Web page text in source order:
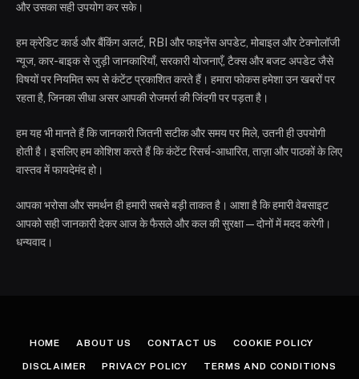
और उसका सही उपयोग कर सके।
हम क्रेडिट कार्ड और बैंकिंग अलर्ट, RBI और फाइनेंस अपडेट, मोबाइल और टेक्नोलॉजी
न्यूज, कार-बाइक से जुड़ी जानकारियाँ, सरकारी योजनाएँ, टैक्स और बजट अपडेट जैसे
विषयों पर नियमित रूप से कंटेंट प्रकाशित करते हैं। हमारा फोकस हमेशा उन खबरों पर
रहता है, जिनका सीधा असर आपकी रोजमर्रा की जिंदगी पर पड़ता है।
हम यह भी मानते हैं कि जानकारी जितनी सटीक और समय पर मिले, उतनी ही उपयोगी
होती है। इसलिए हम कोशिश करते हैं कि कंटेंट रिसर्च-आधारित, ताज़ा और पाठकों के लिए
वास्तव में फायदेमंद हो।
आपका भरोसा और समर्थन ही हमारी सबसे बड़ी ताकत है। आशा है कि हमारी वेबसाइट
आपको सही जानकारी देकर आज के फैसले और कल की सुरक्षा—दोनों में मदद करेगी।
धन्यवाद।
HOME ABOUT US CONTACT US COOKIE POLICY
DISCLAIMER PRIVACY POLICY TERMS AND CONDITIONS